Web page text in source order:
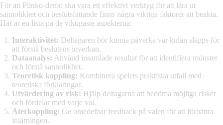
För att Plinko-demo ska vara ett effektivt verktyg för att lära ut
sannolikhet och beslutsfattande finns några viktiga faktorer att beakta.
Här är en lista på de viktigaste aspekterna:
Interaktivitet: Deltagaren bör kunna påverka var kulan släpps för
att förstå beslutens inverkan.
Dataanalys: Använd insamlade resultat för att identifiera mönster
och förstå sannolikhet.
Teoretisk koppling: Kombinera spelets praktiska utfall med
teoretiska förklaringar.
Utvärdering av risk: Hjälp deltagarna att bedöma möjliga risker
och fördelar med varje val.
Återkoppling: Ge omedelbar feedback på valen för att förbättra
inlärningen.